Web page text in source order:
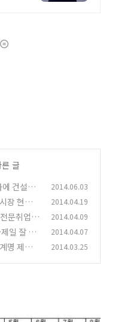
글
건설구
2014.06.03
장 현황
2014.04.19
문취업포
2014.04.09
일 잘 나
2014.04.07
명 제
2014.03.25